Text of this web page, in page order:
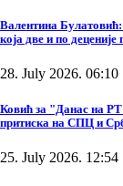
Валентина
која две и по
28. July 2026. 06:10
Ковић за "Данас на
притиска на СПЦ и
25. July 2026. 12:54